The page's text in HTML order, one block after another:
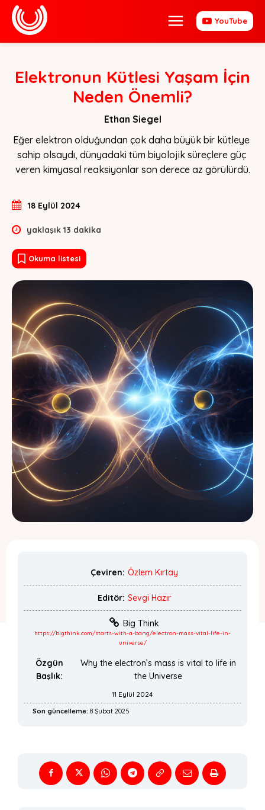
YouTube
Elektronun Kütlesi Yaşam İçin
Neden Önemli?
Ethan Siegel
Eğer elektron olduğundan çok daha büyük bir kütleye
sahip olsaydı, dünyadaki tüm biyolojik süreçlere güç
veren kimyasal reaksiyonlar son derece az görülürdü.
18 Eylül 2024
yaklaşık 13 dakika
Okuma listesi
Çeviren: Özlem Kırtay
Editör: Sevgi Hazır
Big Think
https://bigthink.com/starts-with-a-bang/electron-mass-vital-life-in-
universe/
Özgün
Başlık:
Why the electron’s mass is vital to life in
the Universe
11 Eylül 2024
Son güncelleme: 8 Şubat 2025